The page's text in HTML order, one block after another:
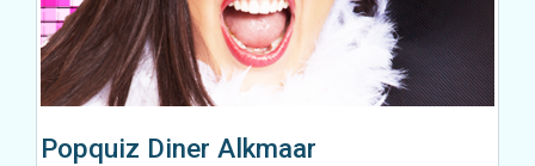
Popquiz Diner Alkmaar